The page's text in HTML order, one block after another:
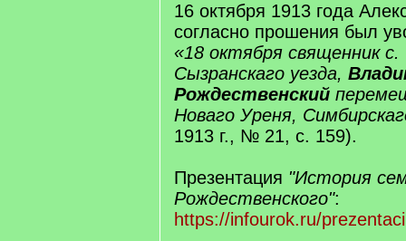
16 октября 1913 года
согласно прошения был
«18 октября священник с.
Сызранскаго уезда,
Рождественский
Новаго Уреня,
1913 г., № 21, с. 159).
Презентация "История
Рождественского":
https://infourok.ru/